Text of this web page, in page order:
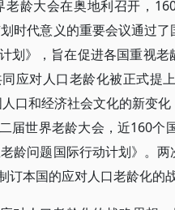
龄大会在奥地利召开，
时代意义的重要会议通过
划》，旨在促进各国重视老
应对人口老龄化被正式提
口和经济社会文化的新变
届世界老龄大会，近160个
龄问题国际行动计划》。
本国的应对人口老龄化的战